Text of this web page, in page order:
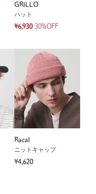
GRILLO
ハット
¥6,930 30%OFF
Racal
ニットキャップ
¥4,620